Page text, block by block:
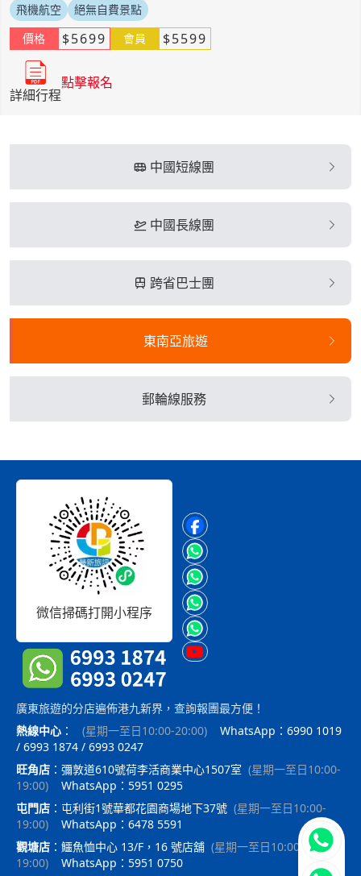
中國短線團
中國長線團
跨省巴士團
東南亞旅遊
郵輪線服務
飛機航空
絕無自費景點
價格
$5699 會員 $5599
詳細行程
點擊報名
微信掃碼打開小程序
廣東旅遊的分店遍佈港九新界，查詢報團最方便！
熱線中心 ： (星期一至日10:00-20:00)
WhatsApp：6990 1019
/ 6993 1874 / 6993 0247
旺角店 ： 彌敦道610號荷李活商業中心1507室 (星期一至日10:00-
19:00)
WhatsApp：5951 0295
屯門店 ： 屯利街1號華都花園商場地下37號 (星期一至日10:00-
19:00)
WhatsApp：6478 5591
觀塘店 ： 鱷魚恤中心 13/F，16 號店舖 (星期一至日10:00-
19:00) WhatsApp：5951 0750
立即